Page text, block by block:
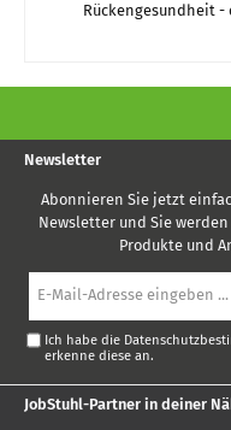
Rückengesundheit
Newsletter
Abonnieren Sie jetzt
Newsletter und Sie
Produkte und
Ich habe die
erkenne diese an.
JobStuhl-Partner in deiner